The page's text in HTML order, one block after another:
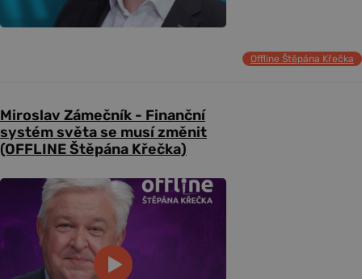
Offline Štěpána Křečka
Miroslav Zámečník - Finanční
systém světa se musí změnit
(OFFLINE Štěpána Křečka)